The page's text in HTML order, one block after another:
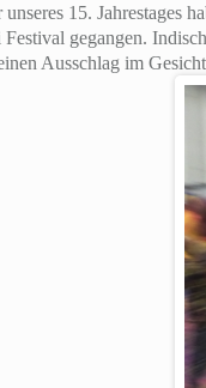
unseres 15. Jahrestages
gegangen.
Ausschlag im